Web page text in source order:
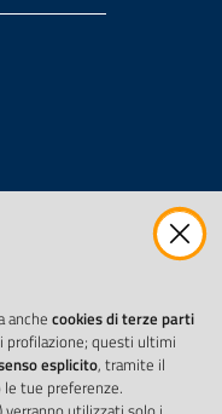
anche cookies di terze parti
profilazione; questi ultimi
esplicito, tramite il
tue preferenze.